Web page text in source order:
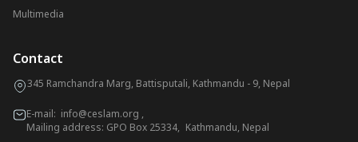
Multimedia
Contact
345 Ramchandra Marg, Battisputali, Kathmandu - 9, Nepal
E-mail: info@ceslam.org ,
Mailing address: GPO Box 25334, Kathmandu, Nepal